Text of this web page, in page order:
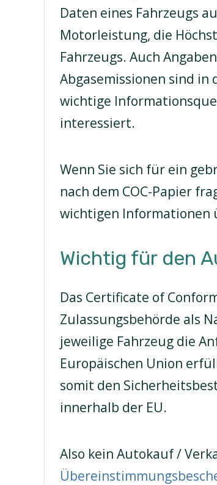
Daten eines Fahrzeugs
Motorleistung, die
Fahrzeugs. Auch
Abgasemissionen sind in
wichtige
interessiert.
Wenn Sie sich für ein
nach dem COC-Papier
wichtigen Informationen
Wichtig für den
Das Certificate of
Zulassungsbehörde als
jeweilige Fahrzeug die
Europäischen Union
somit den
innerhalb der EU.
Also kein Autokauf /